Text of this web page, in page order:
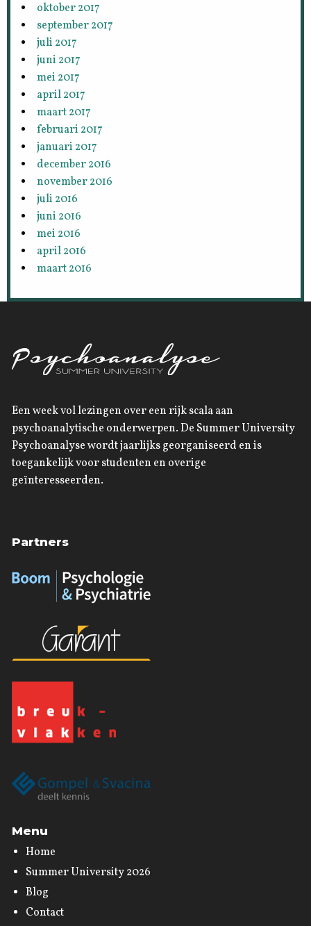
oktober 2017
september 2017
juli 2017
juni 2017
mei 2017
april 2017
maart 2017
februari 2017
januari 2017
december 2016
november 2016
juli 2016
juni 2016
mei 2016
april 2016
maart 2016
Een week vol lezingen over een rijk scala aan
psychoanalytische onderwerpen. De Summer University
Psychoanalyse wordt jaarlijks georganiseerd en is
toegankelijk voor studenten en overige
geïnteresseerden.
Partners
Menu
Home
Summer University 2026
Blog
Contact